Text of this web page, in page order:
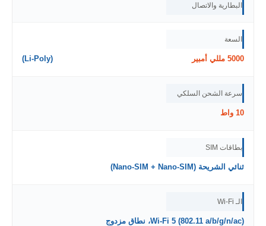
البطارية والاتصال
السعة
5000 مللي أمبير (Li-Poly)
سرعة الشحن السلكي
10 واط
بطاقات SIM
ثنائي الشريحة (Nano-SIM + Nano-SIM)
الـ Wi-Fi
Wi-Fi 5 (802.11 a/b/g/n/ac)، نطاق مزدوج